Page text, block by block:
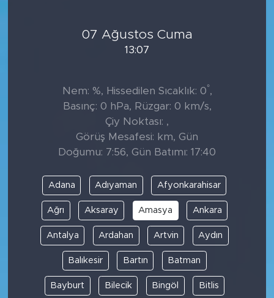
07 Ağustos Cuma
13:07
Nem: %, Hissedilen Sıcaklık: 0°,
Basınç: 0 hPa, Rüzgar: 0 km/s,
Çiy Noktası: ,
Görüş Mesafesi: km, Gün
Doğumu: 7:56, Gün Batımı: 17:40
Adana Adıyaman Afyonkarahisar
Ağrı Aksaray Amasya Ankara
Antalya Ardahan Artvin Aydın
Balıkesir Bartın Batman
Bayburt Bilecik Bingöl Bitlis